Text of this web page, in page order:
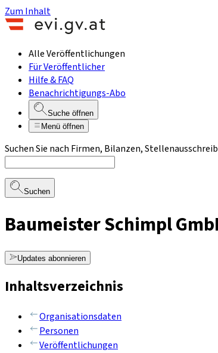
Zum Inhalt
Alle Veröffentlichungen
Für Veröffentlicher
Hilfe & FAQ
Benachrichtigungs-Abo
Suche öffnen
Menü öffnen
Suchen Sie nach Firmen, Bilanzen,
Suchen
Baumeister Schimpl
Updates abonnieren
Inhaltsverzeichnis
Organisationsdaten
Personen
Veröffentlichungen